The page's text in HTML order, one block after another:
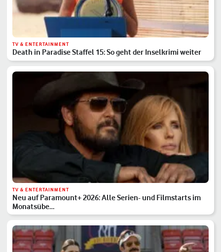
TV & ENTERTAINMENT
Death in Paradise Staffel 15: So geht der Inselkrimi weiter
TV & ENTERTAINMENT
Neu auf Paramount+ 2026: Alle Serien- und Filmstarts im
Monatsübe…